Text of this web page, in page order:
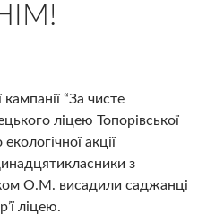
“За чисте
ліцею Топорівської
акції
з
О.М. висадили саджанці
ліцею.